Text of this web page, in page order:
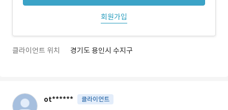
회원가입
클라이언트 위치 경기도 용인시 수지구
ot****** 클라이언트